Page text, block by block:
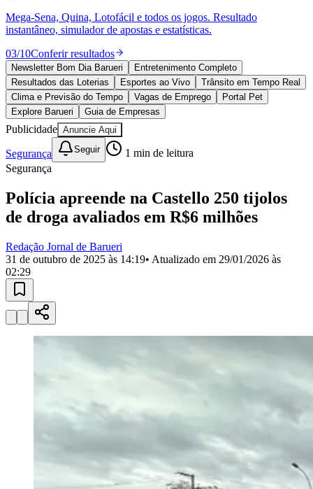
Política
Esportes
Saúde
Segurança
Cultura
Meio Ambiente
Obras
Educação
Bairros de Barueri
AldeiaAldeia da SerraAldeia de BarueriAlphavilleBairro
VistaCalifórniaCarapicuíba
RegiãoCotiaCruz Preta Engenho NovoFazenda
Militar
Califórnia
Esperança
JulioJardim Líbano
Mutinga Jardim Paraíso
Jardim Tupanci
Recanto Phrynéa
Vila Porto
Votupoca
Para Sua Empresa
Divulgar Vagas
Publicidade Legal
Mega-Sena, Quina, Lotofácil e todos os jogos. Resultado
instantâneo, simulador de apostas e estatísticas.
03/10Conferir resultados
Newsletter Bom Dia Barueri
Entretenimento Completo
Resultados das Loterias
Esportes ao Vivo
Trânsito em Tempo Real
Clima e Previsão do Tempo
Vagas de Emprego
Portal Pet
Explore Barueri
Guia de Empresas
Publicidade Anuncie Aqui
Segurança Seguir 1 min de leitura
Segurança
Polícia apreende na Castello 250 tijolos
de droga avaliados em R$6 milhões
Redação Jornal de Barueri
31 de outubro de 2025 às 14:19• Atualizado em 29/01/2026 às
02:29